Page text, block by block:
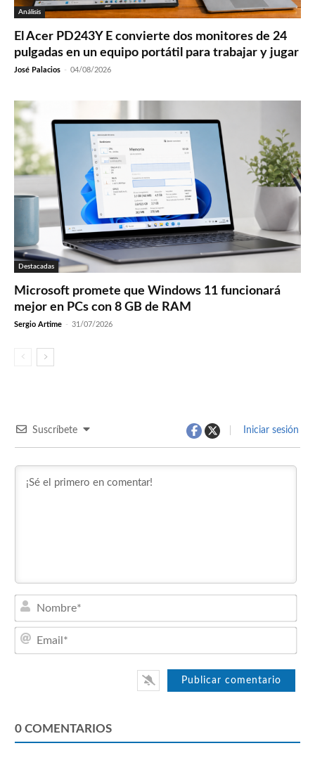
Análisis
El Acer PD243Y E convierte dos monitores de 24
pulgadas en un equipo portátil para trabajar y jugar
José Palacios - 04/08/2026
Destacadas
Microsoft promete que Windows 11 funcionará
mejor en PCs con 8 GB de RAM
Sergio Artime - 31/07/2026
Suscríbete Iniciar sesión
0 COMENTARIOS